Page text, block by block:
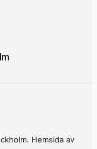
Hemsida av